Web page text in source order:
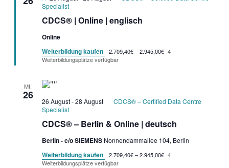
CDCS® | Online | englisch
Specialist
Online
Weiterbildung kaufen
2.709,40€ – 2.945,00€ 4
Weiterbildungsplätze verfügbar
MI.
26
CDCS® – Berlin & Online | deutsch
26 August-28 August
CDCS® – Certified Data Centre
Specialist
Berlin - c/o SIEMENS Nonnendammallee 104, Berlin
Weiterbildung kaufen 2.709,40€ – 2.945,00€ 4
Weiterbildungsplätze verfügbar